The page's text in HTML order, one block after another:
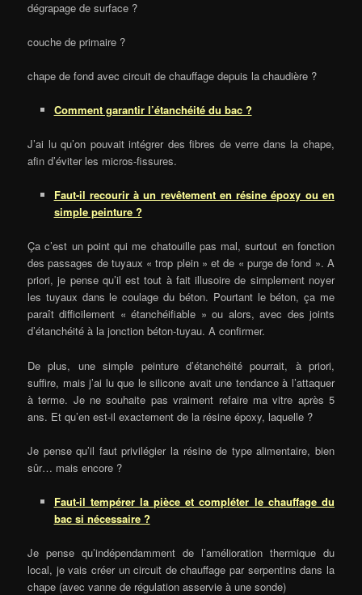
dégrapage de surface ?
couche de primaire ?
chape de fond avec circuit de chauffage depuis la chaudière ?
Comment garantir l’étanchéité du bac ?
J’ai lu qu’on pouvait intégrer des fibres de verre dans la chape,
afin d’éviter les micros-fissures.
Faut-il recourir à un revêtement en résine époxy ou en
simple peinture ?
Ça c’est un point qui me chatouille pas mal, surtout en fonction
des passages de tuyaux « trop plein » et de « purge de fond ». A
priori, je pense qu’il est tout à fait illusoire de simplement noyer
les tuyaux dans le coulage du béton. Pourtant le béton, ça me
paraît difficilement « étanchéifiable » ou alors, avec des joints
d’étanchéité à la jonction béton-tuyau. A confirmer.
De plus, une simple peinture d’étanchéité pourrait, à priori,
suffire, mais j’ai lu que le silicone avait une tendance à l’attaquer
à terme. Je ne souhaite pas vraiment refaire ma vitre après 5
ans. Et qu’en est-il exactement de la résine époxy, laquelle ?
Je pense qu’il faut privilégier la résine de type alimentaire, bien
sûr… mais encore ?
Faut-il tempérer la pièce et compléter le chauffage du
bac si nécessaire ?
Je pense qu’indépendamment de l’amélioration thermique du
local, je vais créer un circuit de chauffage par serpentins dans la
chape (avec vanne de régulation asservie à une sonde)